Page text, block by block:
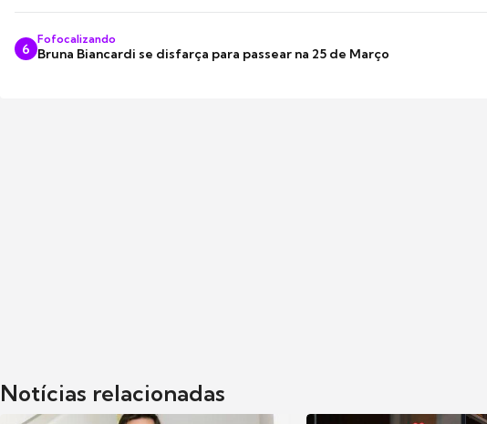
6
Fofocalizando
Bruna Biancardi se disfarça para passear na 25 de Março
Notícias relacionadas